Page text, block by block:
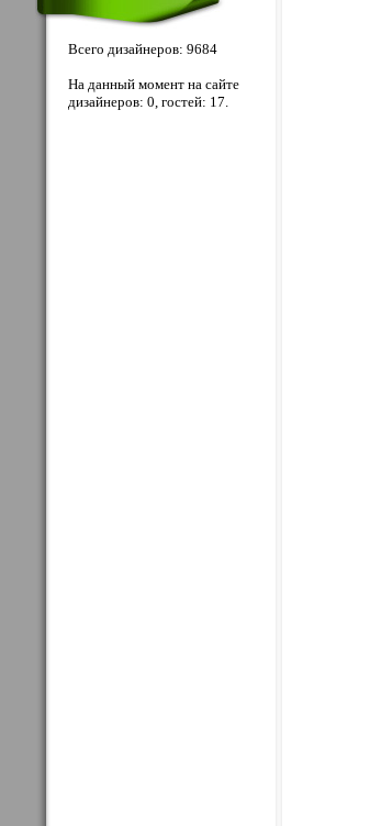
Всего дизайнеров: 9684
На данный момент на сайте
дизайнеров: 0, гостей: 17.